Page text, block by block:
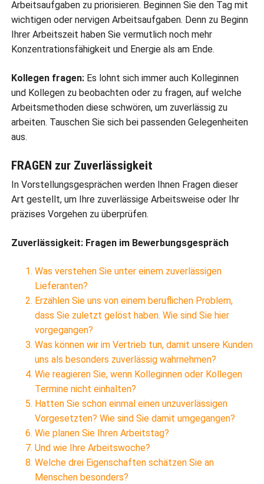
Arbeitsaufgaben zu priorisieren. Beginnen Sie den Tag mit
wichtigen oder nervigen Arbeitsaufgaben. Denn zu Beginn
Ihrer Arbeitszeit haben Sie vermutlich noch mehr
Konzentrationsfähigkeit und Energie als am Ende.
Kollegen fragen:Es lohnt sich immer auch Kolleginnen
und Kollegen zu beobachten oder zu fragen, auf welche
Arbeitsmethoden diese schwören, um zuverlässig zu
arbeiten. Tauschen Sie sich bei passenden Gelegenheiten
aus.
FRAGEN zur Zuverlässigkeit
In Vorstellungsgesprächen werden Ihnen Fragen dieser
Art gestellt, um Ihre zuverlässige Arbeitsweise oder Ihr
präzises Vorgehen zu überprüfen.
Zuverlässigkeit: Fragen im Bewerbungsgespräch
Was verstehen Sie unter einem zuverlässigen
Lieferanten?
Erzählen Sie uns von einem beruflichen Problem,
dass Sie zuletzt gelöst haben. Wie sind Sie hier
vorgegangen?
Was können wir im Vertrieb tun, damit unsere Kunden
uns als besonders zuverlässig wahrnehmen?
Wie reagieren Sie, wenn Kolleginnen oder Kollegen
Termine nicht einhalten?
Hatten Sie schon einmal einen unzuverlässigen
Vorgesetzten? Wie sind Sie damit umgegangen?
Wie planen Sie Ihren Arbeitstag?
Und wie Ihre Arbeitswoche?
Welche drei Eigenschaften schätzen Sie an
Menschen besonders?